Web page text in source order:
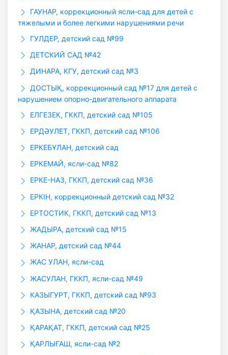
ГАУHАР, коррекционный ясли-сад для детей с
тяжелыми и более легкими нарушениями речи
ГУЛДЕР, детский сад №99
ДЕТСКИЙ САД №42
ДИНАРА, КГУ, детский сад №3
ДОСТЫҚ, коррекционный сад №17 для детей с
нарушением опорно-двигательного аппарата
ЕЛГЕЗЕК, ГККП, детский сад №105
ЕРДӘУЛЕТ, ГККП, детский сад №106
ЕРКЕБҰЛАН, детский сад
ЕРКЕМАЙ, ясли-сад №82
ЕРКЕ-НАЗ, ГККП, детский сад №36
ЕРКІН, коррекционный детский сад №32
ЕРТОСТИК, ГККП, детский сад №13
ЖАДЫРА, детский сад №15
ЖАНАР, детский сад №44
ЖАС УЛАН, ясли-сад
ЖАСУЛАН, ГККП, ясли-сад №49
КАЗЫГУРТ, ГККП, детский сад №93
ҚАЗЫНА, детский сад №20
ҚАРАҚАТ, ГККП, детский сад №25
ҚАРЛЫҒАШ, ясли-сад №2